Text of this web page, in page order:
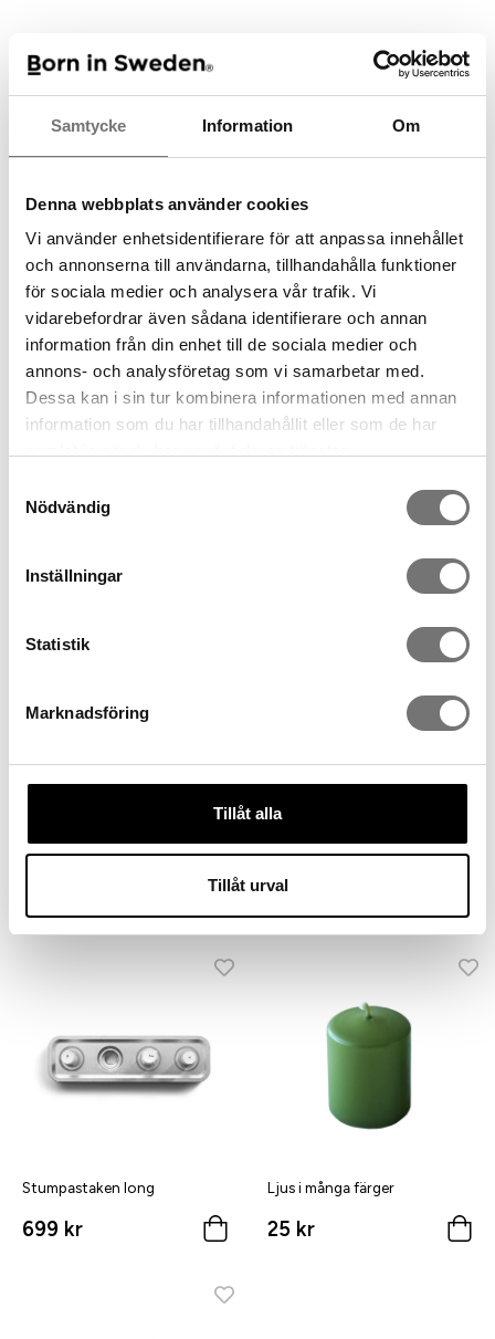
Samtycke Information Om
Denna webbplats använder cookies
Vi använder enhetsidentifierare för att anpassa innehållet
och annonserna till användarna, tillhandahålla funktioner
för sociala medier och analysera vår trafik. Vi
vidarebefordrar även sådana identifierare och annan
information från din enhet till de sociala medier och
annons- och analysföretag som vi samarbetar med.
Dessa kan i sin tur kombinera informationen med annan
information som du har tillhandahållit eller som de har
Nödvändig
Inställningar
Statistik
Marknadsföring
Tillåt alla
Tillåt urval
https://www.flipsnack.com/borninsweden/stumpastaken-
informationsbroschyr-2022-a4-svenska-m-nronze.html
Spara som favorit
Artikelnummer:
7340175-9M
Rekommenderade tillbehör till
Korkskål Original
4-pack Mini vaser till
Stumpastaken
Stumpastaken long
699 kr
Ljus i många färger
25 kr